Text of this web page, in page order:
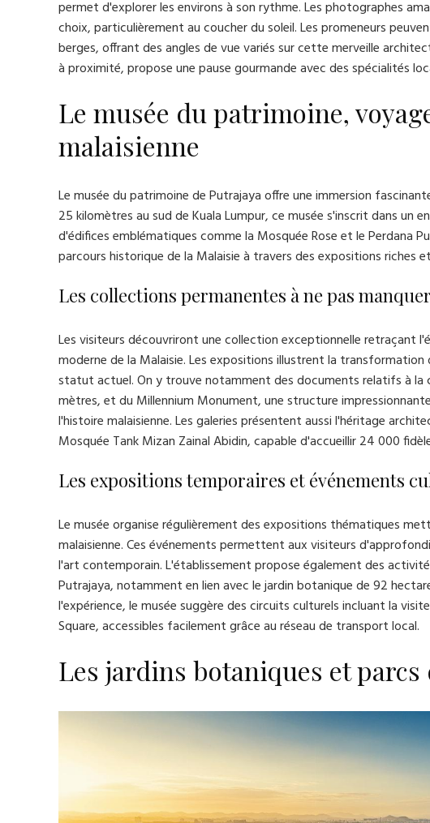
permet d'explorer les environs à son rythme. Les photographes
choix, particulièrement au coucher du soleil. Les promeneurs
berges, offrant des angles de vue variés sur cette merveille
à proximité, propose une pause gourmande avec des spécialités
Le musée du patrimoine,
malaisienne
Le musée du patrimoine de Putrajaya offre une immersion
25 kilomètres au sud de Kuala Lumpur, ce musée s'inscrit dans un
d'édifices emblématiques comme la Mosquée Rose et le Perdana
parcours historique de la Malaisie à travers des expositions riches
Les collections permanentes à ne pas manquer
Les visiteurs découvriront une collection exceptionnelle retraçant
moderne de la Malaisie. Les expositions illustrent la
statut actuel. On y trouve notamment des documents relatifs à la
mètres, et du Millennium Monument, une structure
l'histoire malaisienne. Les galeries présentent aussi l'héritage
Mosquée Tank Mizan Zainal Abidin, capable d'accueillir 24 000
Les expositions temporaires et événements
Le musée organise régulièrement des expositions thématiques
malaisienne. Ces événements permettent aux visiteurs
l'art contemporain. L'établissement propose également des
Putrajaya, notamment en lien avec le jardin botanique de 92
l'expérience, le musée suggère des circuits culturels incluant la
Square, accessibles facilement grâce au réseau de transport local.
Les jardins botaniques et parcs